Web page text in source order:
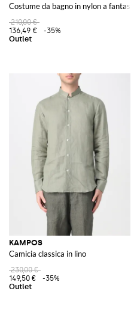
Costume da bagno in nylon a fantasia
210,00 €
136,49 €
-35%
KAMPOS
Camicia classica in lino
230,00 €
149,50 €
-35%